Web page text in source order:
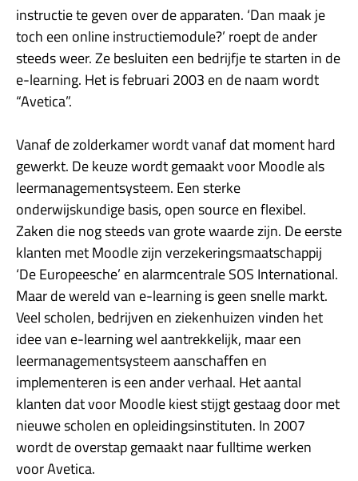
instructie te geven over de apparaten. ‘Dan maak je
toch een online instructiemodule?’ roept de ander
steeds weer. Ze besluiten een bedrijfje te starten in de
e-learning. Het is februari 2003 en de naam wordt
“Avetica”.
Vanaf de zolderkamer wordt vanaf dat moment hard
gewerkt. De keuze wordt gemaakt voor Moodle als
leermanagementsysteem. Een sterke
onderwijskundige basis, open source en flexibel.
Zaken die nog steeds van grote waarde zijn. De eerste
klanten met Moodle zijn verzekeringsmaatschappij
‘De Europeesche’ en alarmcentrale SOS International.
Maar de wereld van e-learning is geen snelle markt.
Veel scholen, bedrijven en ziekenhuizen vinden het
idee van e-learning wel aantrekkelijk, maar een
leermanagementsysteem aanschaffen en
implementeren is een ander verhaal. Het aantal
klanten dat voor Moodle kiest stijgt gestaag door met
nieuwe scholen en opleidingsinstituten. In 2007
wordt de overstap gemaakt naar fulltime werken
voor Avetica.